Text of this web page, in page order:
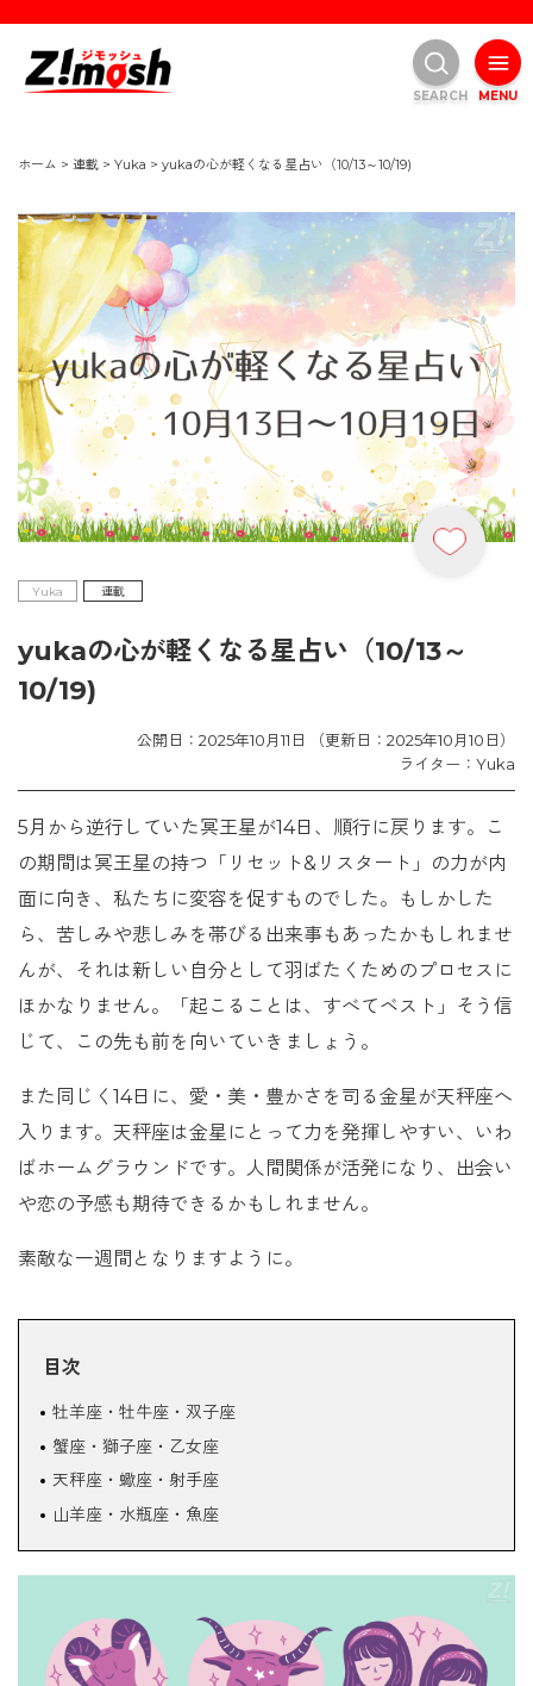
ホーム > 連載 > Yuka > yukaの心が軽くなる星占い（10/13～10/19)
Yuka 連載
yukaの心が軽くなる星占い（10/13～
10/19)
公開日：2025年10月11日 （更新日：2025年10月10日）
ライター：Yuka
5月から逆行していた冥王星が14日、順行に戻ります。こ
の期間は冥王星の持つ「リセット&リスタート」の力が内
面に向き、私たちに変容を促すものでした。もしかした
ら、苦しみや悲しみを帯びる出来事もあったかもしれませ
んが、それは新しい自分として羽ばたくためのプロセスに
ほかなりません。「起こることは、すべてベスト」そう信
じて、この先も前を向いていきましょう。
また同じく14日に、愛・美・豊かさを司る金星が天秤座へ
入ります。天秤座は金星にとって力を発揮しやすい、いわ
ばホームグラウンドです。人間関係が活発になり、出会い
や恋の予感も期待できるかもしれません。
素敵な一週間となりますように。
目次
牡羊座・牡牛座・双子座
蟹座・獅子座・乙女座
天秤座・蠍座・射手座
山羊座・水瓶座・魚座
MENU
SEARCH